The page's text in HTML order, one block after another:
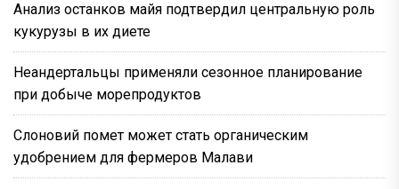
Анализ останков майя подтвердил центральную роль
кукурузы в их диете
Неандертальцы применяли сезонное планирование
при добыче морепродуктов
Слоновий помет может стать органическим
удобрением для фермеров Малави